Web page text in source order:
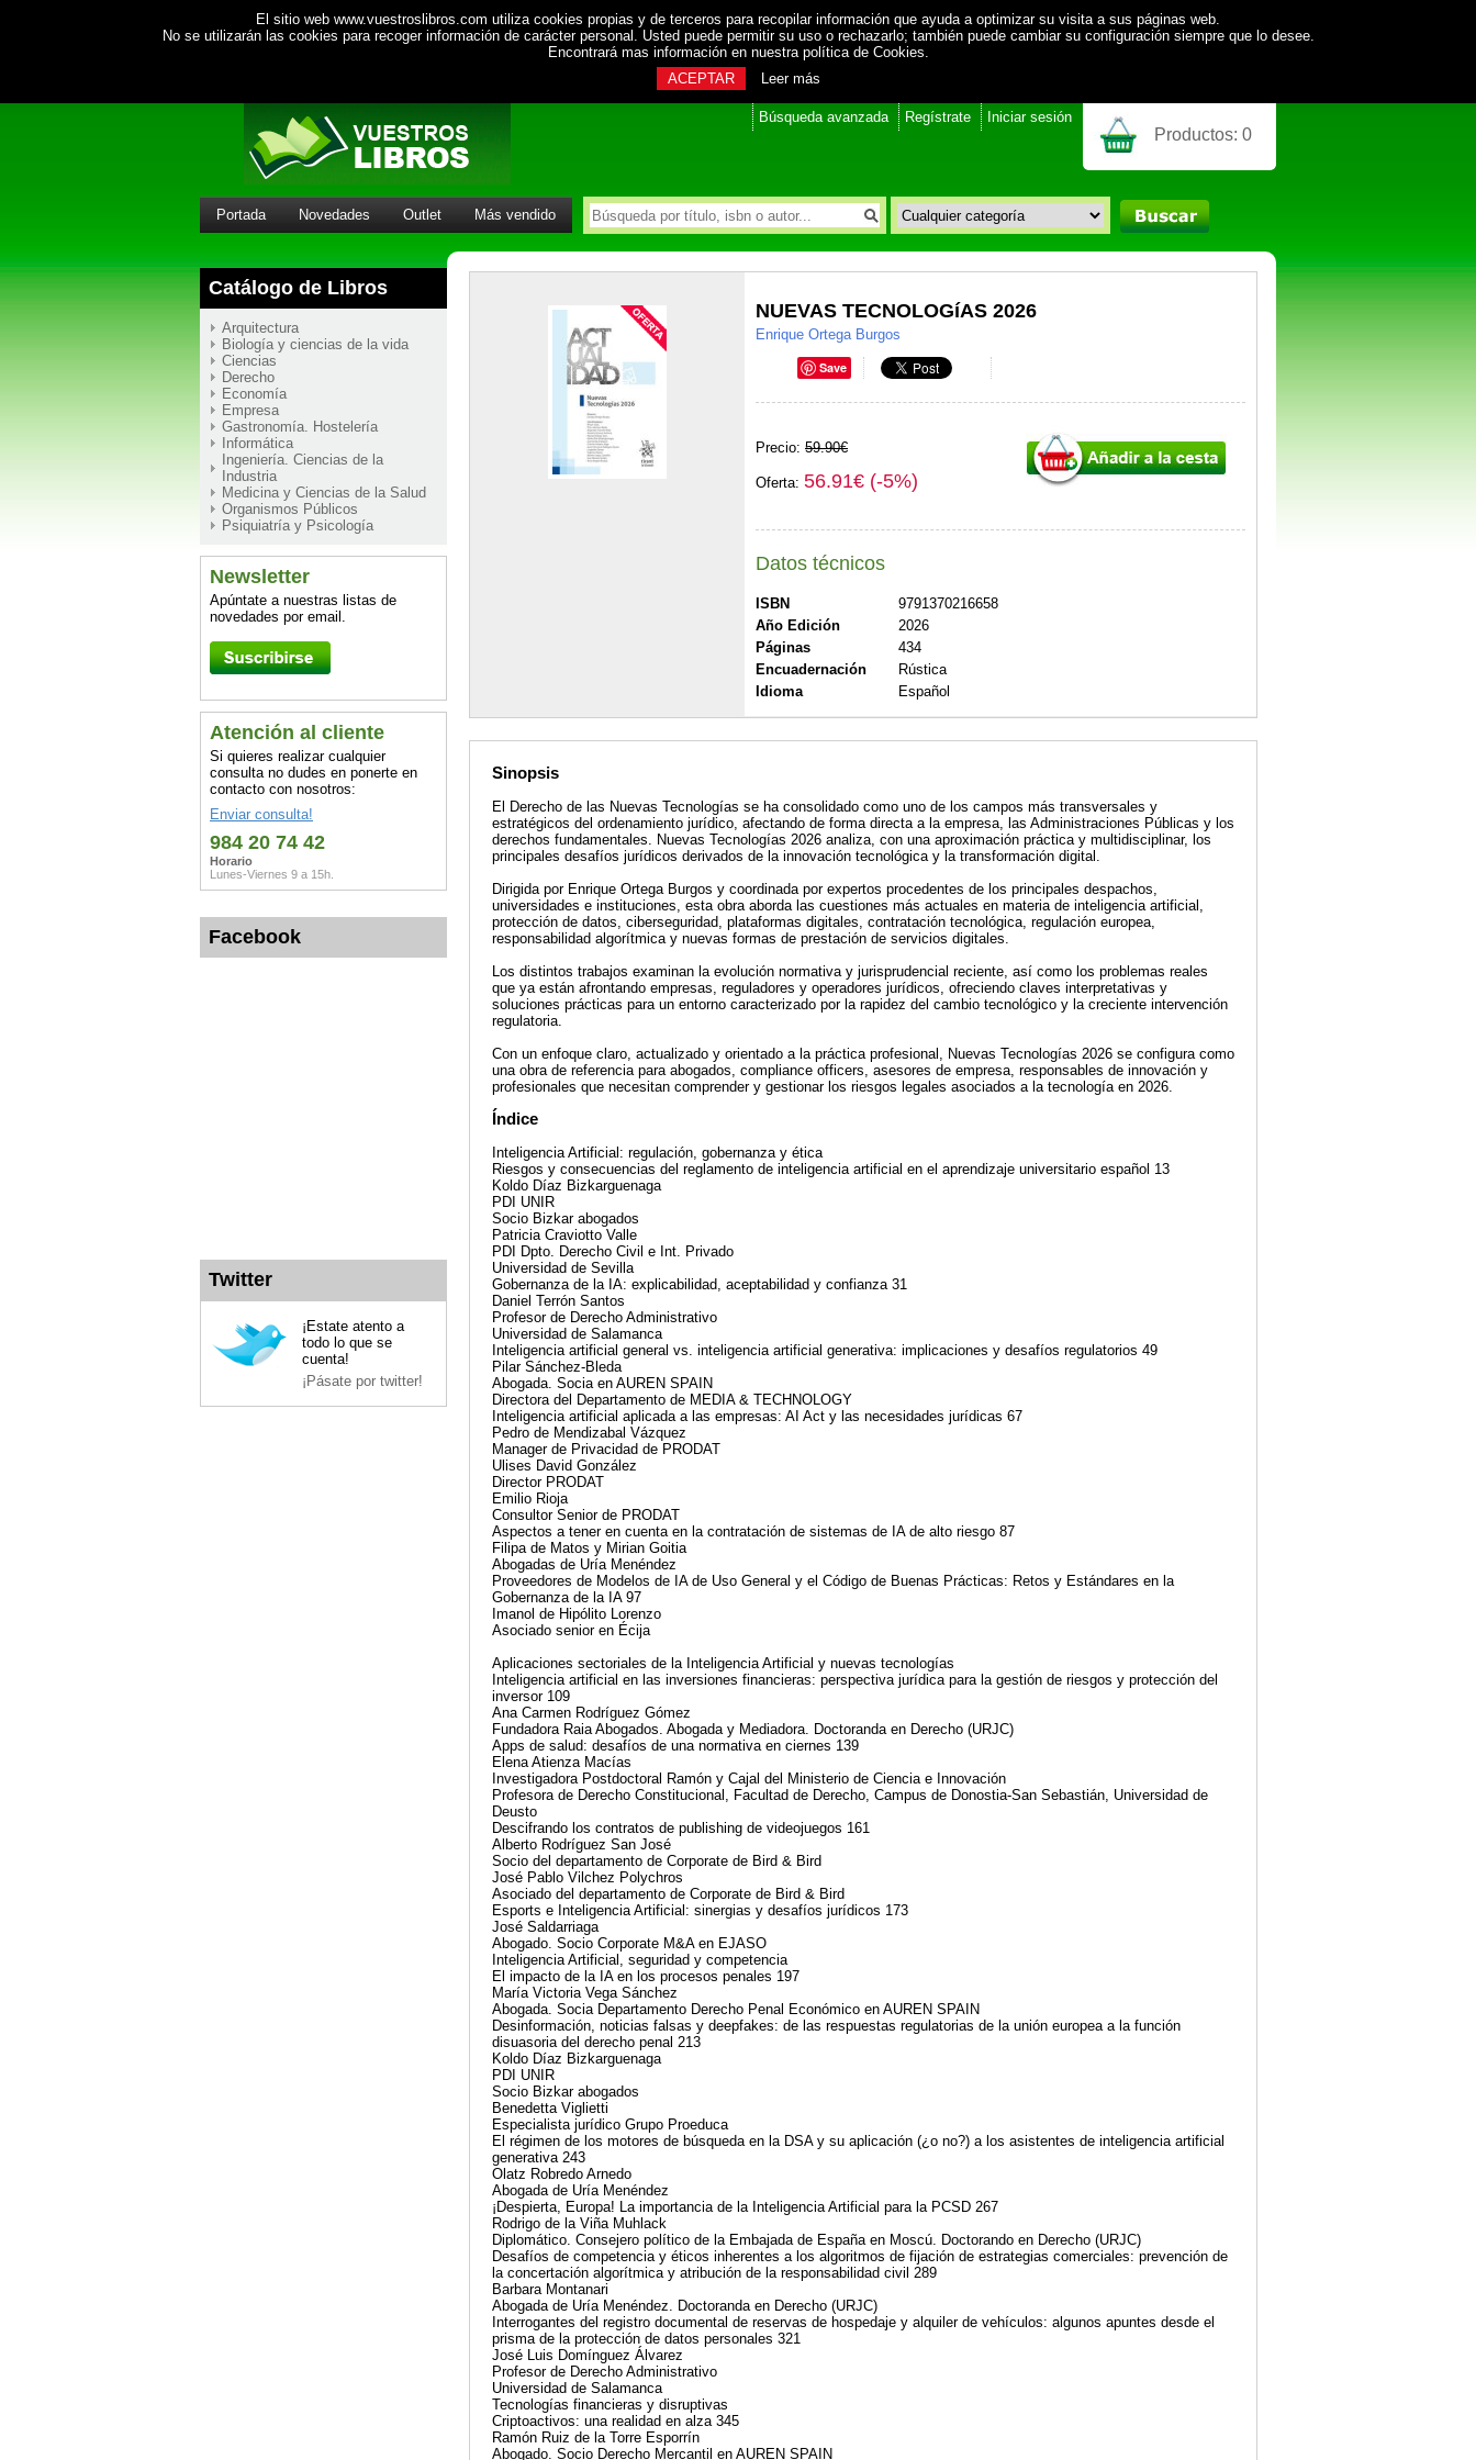
El sitio web www.vuestroslibros.com utiliza cookies propias y de terceros para recopilar información que ayuda a optimizar su visita a sus páginas web.
No se utilizarán las cookies para recoger información de carácter personal. Usted puede permitir su uso o rechazarlo; también puede cambiar su configuración siempre que lo desee.
Encontrará mas información en nuestra política de Cookies.
ACEPTAR
Leer más
Búsqueda avanzada Regístrate Iniciar sesión
Productos: 0
Portada Novedades Outlet Más vendido
Catálogo de Libros
Arquitectura
Biología y ciencias de la vida
Ciencias
Derecho
Economía
Empresa
Gastronomía. Hostelería
Informática
Ingeniería. Ciencias de la
Industria
Medicina y Ciencias de la Salud
Organismos Públicos
Psiquiatría y Psicología
Newsletter
Apúntate a nuestras listas de
novedades por email.
Atención al cliente
Si quieres realizar cualquier
consulta no dudes en ponerte en
contacto con nosotros:
Enviar consulta!
984 20 74 42
Horario
Lunes-Viernes 9 a 15h.
Facebook
Twitter
¡Estate atento a
todo lo que se
cuenta!
¡Pásate por twitter!
NUEVAS TECNOLOGíAS 2026
Enrique Ortega Burgos
Save
Precio: 59.90€
Oferta: 56.91€ (-5%)
Datos técnicos
ISBN
9791370216658
Año Edición
2026
Páginas
434
Encuadernación
Rústica
Idioma
Español
Sinopsis
El Derecho de las Nuevas Tecnologías se ha consolidado como uno de los campos más transversales y
estratégicos del ordenamiento jurídico, afectando de forma directa a la empresa, las Administraciones Públicas y los
derechos fundamentales. Nuevas Tecnologías 2026 analiza, con una aproximación práctica y multidisciplinar, los
principales desafíos jurídicos derivados de la innovación tecnológica y la transformación digital.
Dirigida por Enrique Ortega Burgos y coordinada por expertos procedentes de los principales despachos,
universidades e instituciones, esta obra aborda las cuestiones más actuales en materia de inteligencia artificial,
protección de datos, ciberseguridad, plataformas digitales, contratación tecnológica, regulación europea,
responsabilidad algorítmica y nuevas formas de prestación de servicios digitales.
Los distintos trabajos examinan la evolución normativa y jurisprudencial reciente, así como los problemas reales
que ya están afrontando empresas, reguladores y operadores jurídicos, ofreciendo claves interpretativas y
soluciones prácticas para un entorno caracterizado por la rapidez del cambio tecnológico y la creciente intervención
regulatoria.
Con un enfoque claro, actualizado y orientado a la práctica profesional, Nuevas Tecnologías 2026 se configura como
una obra de referencia para abogados, compliance officers, asesores de empresa, responsables de innovación y
profesionales que necesitan comprender y gestionar los riesgos legales asociados a la tecnología en 2026.
Índice
Inteligencia Artificial: regulación, gobernanza y ética
Riesgos y consecuencias del reglamento de inteligencia artificial en el aprendizaje universitario español 13
Koldo Díaz Bizkarguenaga
PDI UNIR
Socio Bizkar abogados
Patricia Craviotto Valle
PDI Dpto. Derecho Civil e Int. Privado
Universidad de Sevilla
Gobernanza de la IA: explicabilidad, aceptabilidad y confianza 31
Daniel Terrón Santos
Profesor de Derecho Administrativo
Universidad de Salamanca
Inteligencia artificial general vs. inteligencia artificial generativa: implicaciones y desafíos regulatorios 49
Pilar Sánchez-Bleda
Abogada. Socia en AUREN SPAIN
Directora del Departamento de MEDIA & TECHNOLOGY
Inteligencia artificial aplicada a las empresas: AI Act y las necesidades jurídicas 67
Pedro de Mendizabal Vázquez
Manager de Privacidad de PRODAT
Ulises David González
Director PRODAT
Emilio Rioja
Consultor Senior de PRODAT
Aspectos a tener en cuenta en la contratación de sistemas de IA de alto riesgo 87
Filipa de Matos y Mirian Goitia
Abogadas de Uría Menéndez
Proveedores de Modelos de IA de Uso General y el Código de Buenas Prácticas: Retos y Estándares en la
Gobernanza de la IA 97
Imanol de Hipólito Lorenzo
Asociado senior en Écija
Aplicaciones sectoriales de la Inteligencia Artificial y nuevas tecnologías
Inteligencia artificial en las inversiones financieras: perspectiva jurídica para la gestión de riesgos y protección del
inversor 109
Ana Carmen Rodríguez Gómez
Fundadora Raia Abogados. Abogada y Mediadora. Doctoranda en Derecho (URJC)
Apps de salud: desafíos de una normativa en ciernes 139
Elena Atienza Macías
Investigadora Postdoctoral Ramón y Cajal del Ministerio de Ciencia e Innovación
Profesora de Derecho Constitucional, Facultad de Derecho, Campus de Donostia-San Sebastián, Universidad de
Deusto
Descifrando los contratos de publishing de videojuegos 161
Alberto Rodríguez San José
Socio del departamento de Corporate de Bird & Bird
José Pablo Vilchez Polychros
Asociado del departamento de Corporate de Bird & Bird
Esports e Inteligencia Artificial: sinergias y desafíos jurídicos 173
José Saldarriaga
Abogado. Socio Corporate M&A en EJASO
Inteligencia Artificial, seguridad y competencia
El impacto de la IA en los procesos penales 197
María Victoria Vega Sánchez
Abogada. Socia Departamento Derecho Penal Económico en AUREN SPAIN
Desinformación, noticias falsas y deepfakes: de las respuestas regulatorias de la unión europea a la función
disuasoria del derecho penal 213
Koldo Díaz Bizkarguenaga
PDI UNIR
Socio Bizkar abogados
Benedetta Viglietti
Especialista jurídico Grupo Proeduca
El régimen de los motores de búsqueda en la DSA y su aplicación (¿o no?) a los asistentes de inteligencia artificial
generativa 243
Olatz Robredo Arnedo
Abogada de Uría Menéndez
¡Despierta, Europa! La importancia de la Inteligencia Artificial para la PCSD 267
Rodrigo de la Viña Muhlack
Diplomático. Consejero político de la Embajada de España en Moscú. Doctorando en Derecho (URJC)
Desafíos de competencia y éticos inherentes a los algoritmos de fijación de estrategias comerciales: prevención de
la concertación algorítmica y atribución de la responsabilidad civil 289
Barbara Montanari
Abogada de Uría Menéndez. Doctoranda en Derecho (URJC)
Interrogantes del registro documental de reservas de hospedaje y alquiler de vehículos: algunos apuntes desde el
prisma de la protección de datos personales 321
José Luis Domínguez Álvarez
Profesor de Derecho Administrativo
Universidad de Salamanca
Tecnologías financieras y disruptivas
Criptoactivos: una realidad en alza 345
Ramón Ruiz de la Torre Esporrín
Abogado. Socio Derecho Mercantil en AUREN SPAIN